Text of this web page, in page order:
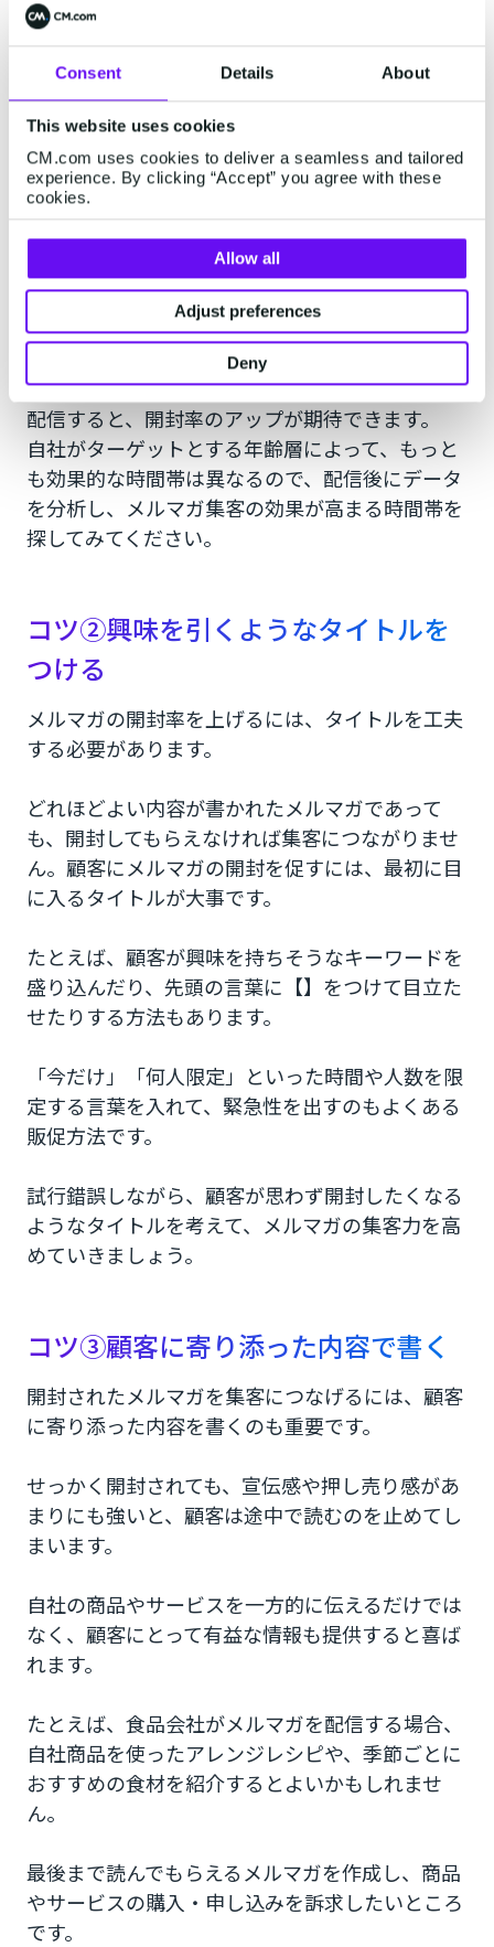
Consent Details About
This website uses cookies
CM.com uses cookies to deliver a seamless and tailored
experience. By clicking “Accept” you agree with these
cookies.
Allow all
Adjust preferences
Deny
メルマガをより多くの顧客に読んでもらうには、
配信時間に配慮します。一般的に、メルマガの開
と22時台が高いとされています。
月曜日は週明けでほかの曜日よりも忙しい方が多
く、週末は休日なのでメール自体を確認しない方
が多いからです。12時台は昼休憩、22時台は就寝
前なので、時間の余裕があるというのも開封率が
高い理由でしょう。
また、ターゲットの年齢層に合わせて、配信時間
を決めるのもポイントです。若い年齢層であれば
20時以降に、高齢者の場合は午前中にメルマガを
配信すると、開封率のアップが期待できます。
自社がターゲットとする年齢層によって、もっと
も効果的な時間帯は異なるので、配信後にデータ
を分析し、メルマガ集客の効果が高まる時間帯を
探してみてください。
コツ②興味を引くようなタイトルを
つける
メルマガの開封率を上げるには、タイトルを工夫
する必要があります。
どれほどよい内容が書かれたメルマガであって
も、開封してもらえなければ集客につながりませ
ん。顧客にメルマガの開封を促すには、最初に目
に入るタイトルが大事です。
たとえば、顧客が興味を持ちそうなキーワードを
盛り込んだり、先頭の言葉に【】をつけて目立た
せたりする方法もあります。
「今だけ」「何人限定」といった時間や人数を限
定する言葉を入れて、緊急性を出すのもよくある
販促方法です。
試行錯誤しながら、顧客が思わず開封したくなる
ようなタイトルを考えて、メルマガの集客力を高
めていきましょう。
コツ③顧客に寄り添った内容で書く
開封されたメルマガを集客につなげるには、顧客
に寄り添った内容を書くのも重要です。
せっかく開封されても、宣伝感や押し売り感があ
まりにも強いと、顧客は途中で読むのを止めてし
まいます。
自社の商品やサービスを一方的に伝えるだけでは
なく、顧客にとって有益な情報も提供すると喜ば
れます。
たとえば、食品会社がメルマガを配信する場合、
自社商品を使ったアレンジレシピや、季節ごとに
おすすめの食材を紹介するとよいかもしれませ
ん。
最後まで読んでもらえるメルマガを作成し、商品
やサービスの購入・申し込みを訴求したいところ
です。